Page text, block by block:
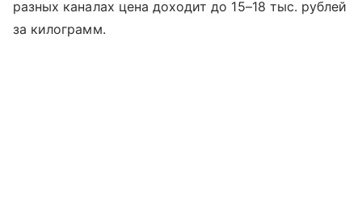
разных каналах цена доходит до 15–18 тыс. рублей
за килограмм.